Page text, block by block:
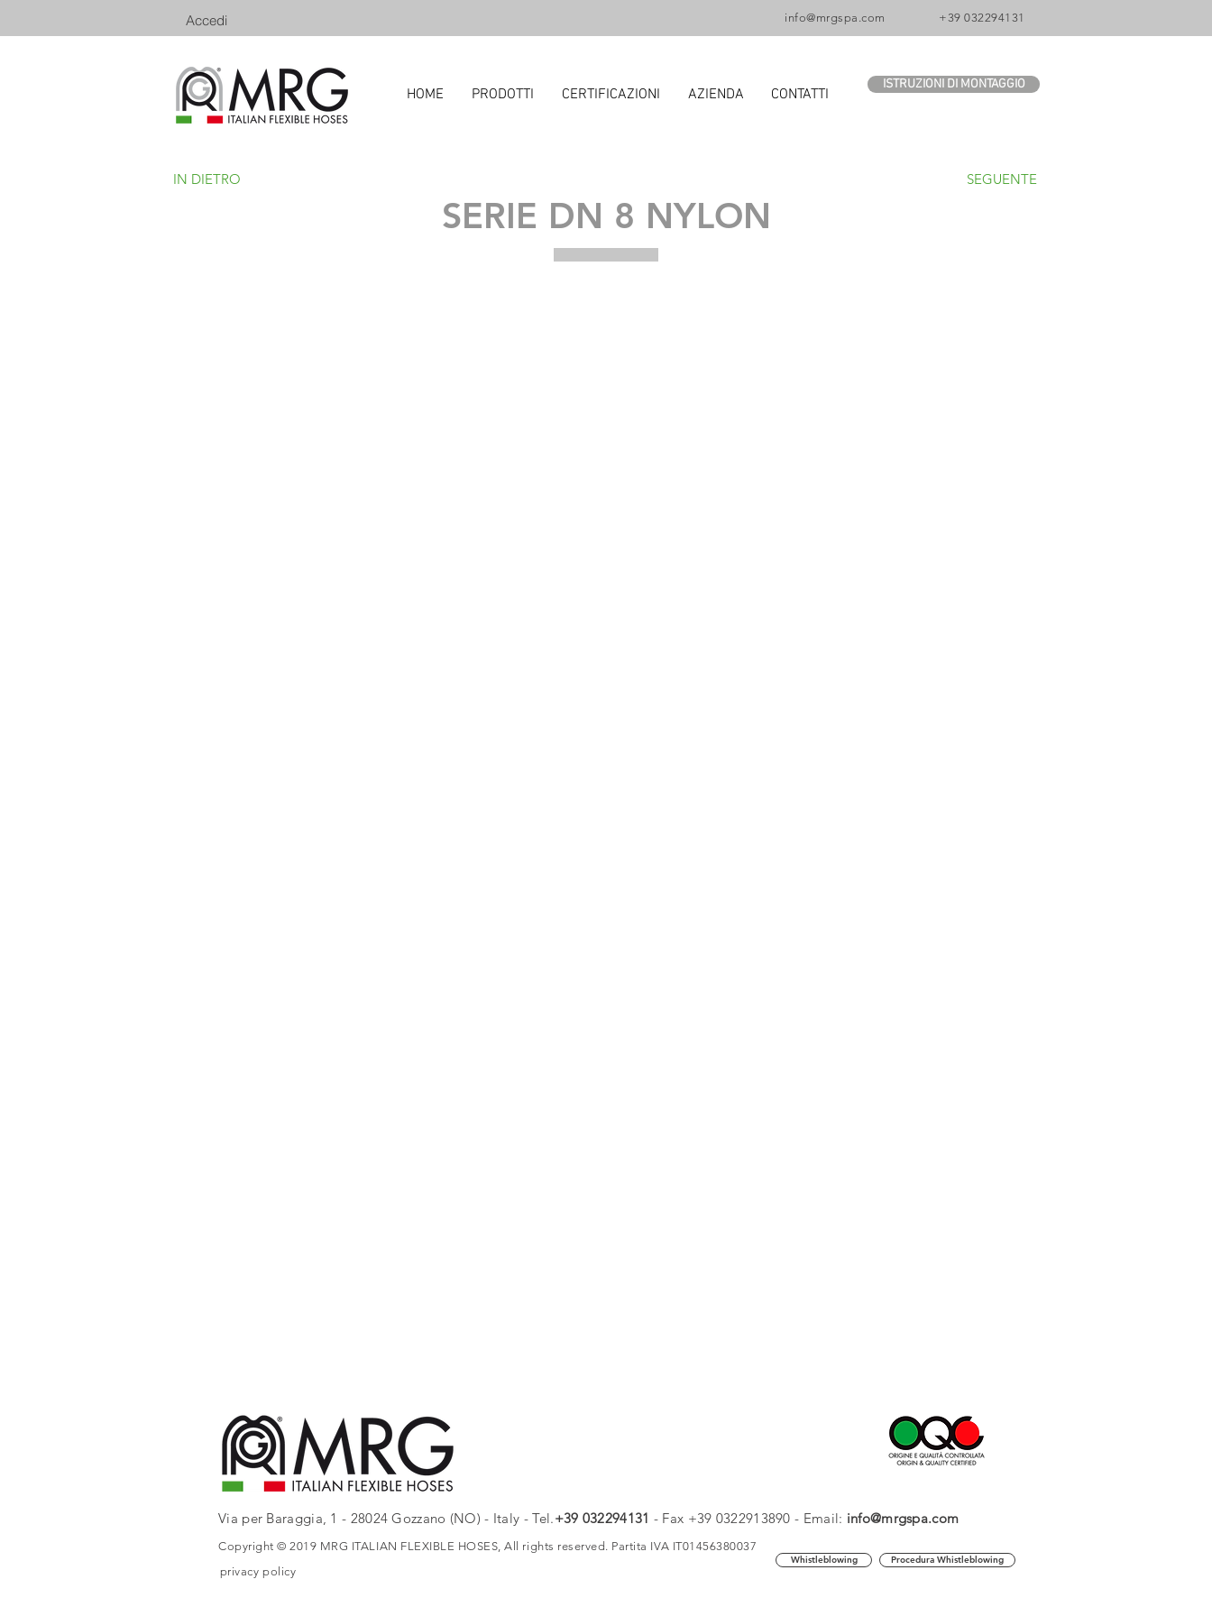
Accedi info@mrgspa.com +39 032294131
HOME PRODOTTI CERTIFICAZIONI AZIENDA CONTATTI
ISTRUZIONI DI MONTAGGIO
SERIE DN 8 NYLON
SEGUENTE
IN DIETRO
Via per Baraggia, 1 - 28024 Gozzano (NO) - Italy - Tel.+39 032294131 - Fax +39 0322913890 - Email: info@mrgspa.com
Copyright © 2019 MRG ITALIAN FLEXIBLE HOSES, All rights reserved. Partita IVA IT01456380037
privacy policy
Whistleblowing Procedura Whistleblowing